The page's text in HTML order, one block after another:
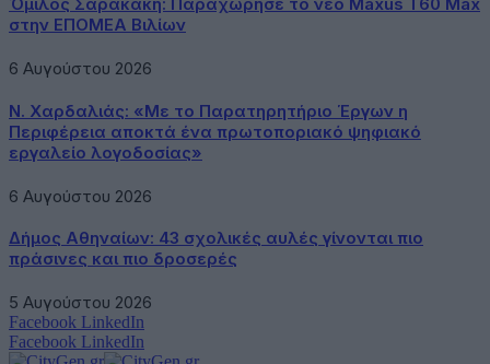
στην ΕΠΟΜΕΑ Βιλίων
6 Αυγούστου 2026
Ν. Χαρδαλιάς: «Με το Παρατηρητήριο Έργων η
Περιφέρεια αποκτά ένα πρωτοποριακό ψηφιακό
εργαλείο λογοδοσίας»
6 Αυγούστου 2026
Δήμος Αθηναίων: 43 σχολικές αυλές γίνονται πιο
πράσινες και πιο δροσερές
5 Αυγούστου 2026
Facebook LinkedIn
Facebook LinkedIn